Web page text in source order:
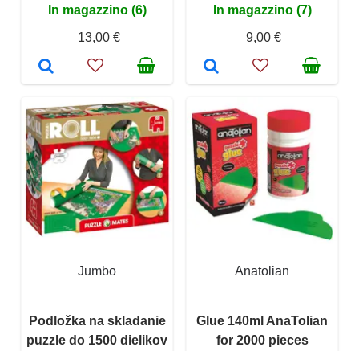
In magazzino (6)
13,00 €
In magazzino (7)
9,00 €
Jumbo
Podložka na skladanie
puzzle do 1500 dielikov
Anatolian
Glue 140ml AnaTolian
for 2000 pieces